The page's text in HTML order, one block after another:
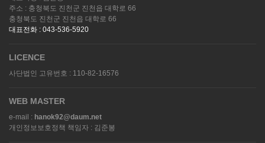
주소 : 충청북도 진천군 진천읍 대학로 66
충청북도 진천군 진천읍 대학로 66
대표전화 : 043-536-5920
LICENCE
사단법인 고유번호 : 110-82-16576
WEB MASTER
e-mail : hanok92@daum.net
개인정보보호정책 책임자 : 김준봉